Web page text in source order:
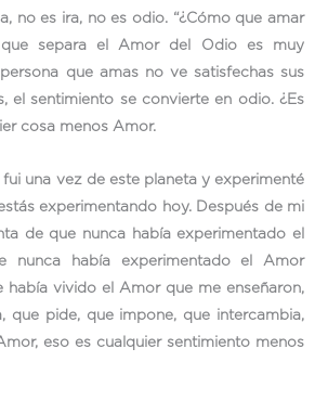
no es ira, no es odio. “¿Cómo que amar
que separa el Amor del Odio es muy
que amas no ve satisfechas sus
el sentimiento se convierte en odio. ¿Es
cosa menos Amor.
una vez de este planeta y experimenté
experimentando hoy. Después de mi
de que nunca había experimentado el
nunca había experimentado el Amor
había vivido el Amor que me enseñaron,
que pide, que impone, que intercambia,
eso es cualquier sentimiento menos